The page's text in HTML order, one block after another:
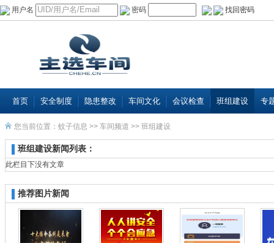
用户名 密码 找回密码
首页 安全制度 隐患整改 车间文化 会议检查 班组建设 专
您当前位置： 蚊子信息 >> 车间频道 >> 班组建设
班组建设新闻列表：
此栏目下没有文章
推荐图片新闻